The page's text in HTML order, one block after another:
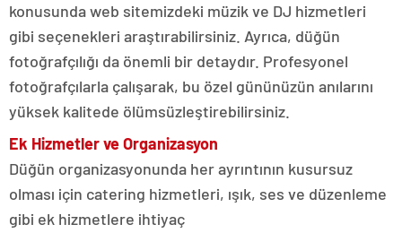
konusunda web sitemizdeki müzik ve DJ hizmetleri
gibi seçenekleri araştırabilirsiniz. Ayrıca, düğün
fotoğrafçılığı da önemli bir detaydır. Profesyonel
fotoğrafçılarla çalışarak, bu özel gününüzün anılarını
yüksek kalitede ölümsüzleştirebilirsiniz.
Ek Hizmetler ve Organizasyon
Düğün organizasyonunda her ayrıntının kusursuz
olması için catering hizmetleri, ışık, ses ve düzenleme
gibi ek hizmetlere ihtiyaç